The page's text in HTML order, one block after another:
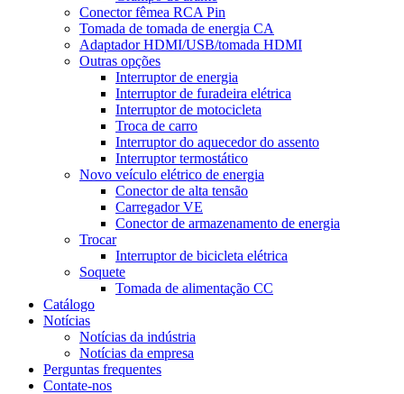
Conector fêmea RCA Pin
Tomada de tomada de energia CA
Adaptador HDMI/USB/tomada HDMI
Outras opções
Interruptor de energia
Interruptor de furadeira elétrica
Interruptor de motocicleta
Troca de carro
Interruptor do aquecedor do assento
Interruptor termostático
Novo veículo elétrico de energia
Conector de alta tensão
Carregador VE
Conector de armazenamento de energia
Trocar
Interruptor de bicicleta elétrica
Soquete
Tomada de alimentação CC
Catálogo
Notícias
Notícias da indústria
Notícias da empresa
Perguntas frequentes
Contate-nos